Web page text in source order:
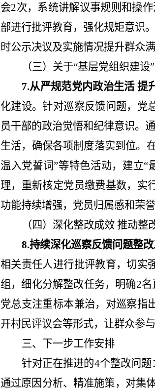
会2次，系统讲解议事规则和操
部进行批评教育，强化规矩意识
时公示决议及实施情况提升群众满
（三）关于“基层党组织建设”
7.从严规范党内政治生活 提
化建设。针对巡察反馈问题，党
员干部的政治觉悟和纪律意识。
生活，确保各项制度落实到位。
温入党誓词”等特色活动，建立“
理，重新核定党员缴费基数，实
功能持续增强，党员归属感和荣誉
（四）深化整改成效 推动整
8.持续深化巡察反馈问题整
相关责任人进行批评教育，切实
组，细化分解整改任务，明确2名
党总支注重标本兼治，对巡察指
开村民评议会等形式，让群众参
三、下一步工作安排
针对正在推进的4个整改问题
通过原因分析、精准施策 ，对集